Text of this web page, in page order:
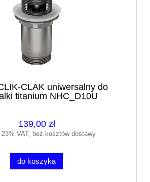
CLAK uniwersalny do
titanium NHC_D10U
139,00 zł
23% VAT, bez kosztów dostawy
do koszyka